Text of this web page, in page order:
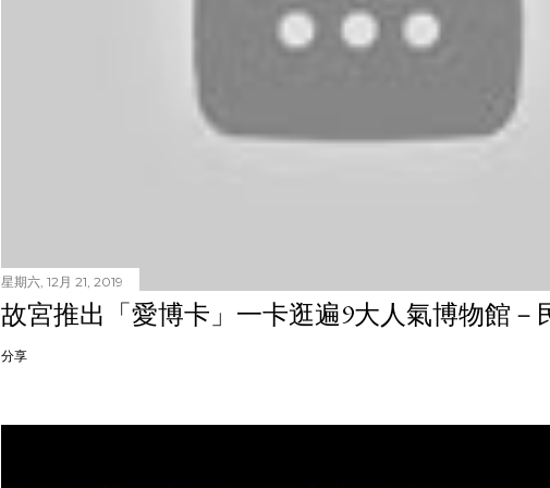
星期六, 12月 21, 2019
故宮推出「愛博卡」一卡逛遍9大人氣博物館－
分享